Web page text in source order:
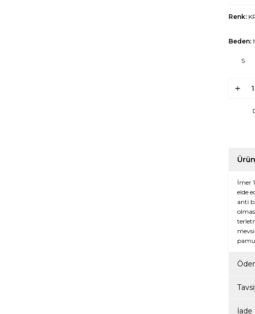
Renk:
Beden:
S
İmer
elde
anti
İade